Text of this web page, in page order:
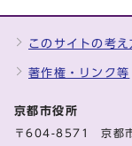
このサイトの考え
著作権・リンク等
京都市役所
〒604-8571 京都市